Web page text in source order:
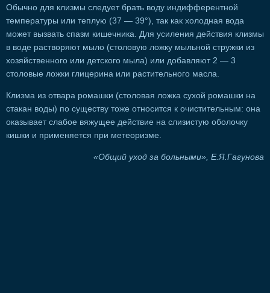
Обычно для клизмы следует брать воду индифферентной
температуры или теплую (37 — 39°), так как холодная вода
может вызвать спазм кишечника. Для усиления действия клизмы
в воде растворяют мыло (столовую ложку мыльной стружки из
хозяйственного или детского мыла) или добавляют 2 — 3
столовые ложки глицерина или растительного масла.
Клизма из отвара ромашки (столовая ложка сухой ромашки на
стакан воды) по существу тоже относится к очистительным: она
оказывает слабое вяжущее действие на слизистую оболочку
кишки и применяется при метеоризме.
«Общий уход за больными», Е.Я.Гагунова